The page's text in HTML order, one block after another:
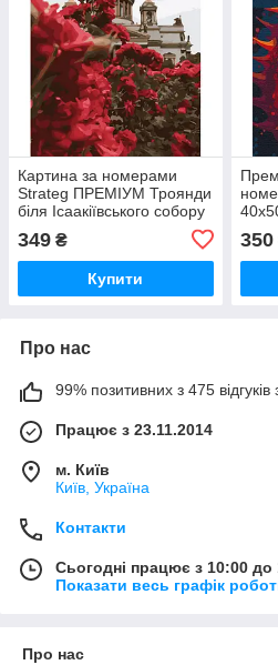
Картина за номерами
Strateg ПРЕМІУМ Троянди
біля Ісаакіївського собору
з лаком розміром 40х50
см (GS1241)
349 ₴
Купити
350
Про нас
99% позитивних з 475 відгуків
Працює з 23.11.2014
м. Київ
Київ, Україна
Контакти
Сьогодні працює з 10:00 до
Показати весь графік
Про нас